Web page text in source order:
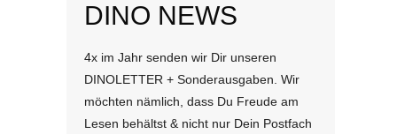
DINO NEWS
4x im Jahr senden wir Dir unseren
DINOLETTER + Sonderausgaben. Wir
möchten nämlich, dass Du Freude am
Lesen behältst & nicht nur Dein Postfach